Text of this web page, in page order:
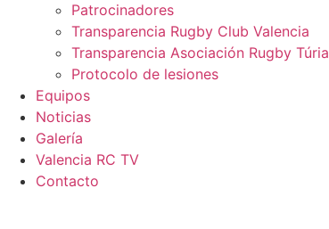
Patrocinadores
Transparencia Rugby Club Valencia
Transparencia Asociación Rugby Túria
Protocolo de lesiones
Equipos
Noticias
Galería
Valencia RC TV
Contacto